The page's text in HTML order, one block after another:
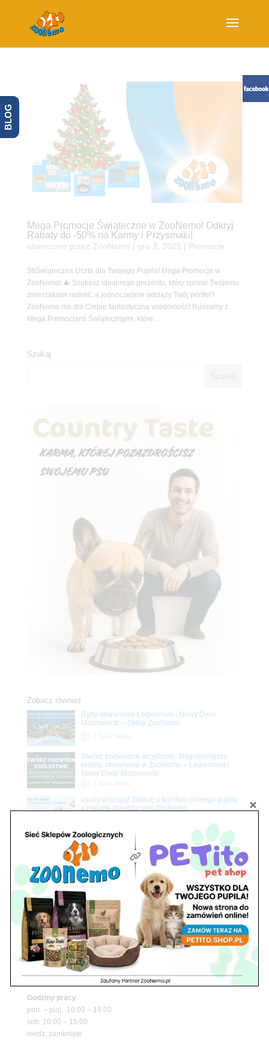
Mega Promocje Świąteczne w ZooNemo! Odkryj
Rabaty do -50% na Karmy i Przysmaki!
utworzone przez ZooNemo gru 2, 2025 Promocje
38Świąteczna Uczta dla Twojego Pupila! Mega Promocje w
ZooNemo! 🎄 Szukasz idealnego prezentu, który sprawi Twojemu
zwierzakowi radość, a jednocześnie odciąży Twój portfel?
ZooNemo ma dla Ciebie fantastyczną wiadomość! Ruszamy z
Mega Promocjami Świątecznymi, które...
Szukaj
Zobacz również
Ryby akwariowe Legionowo i Nowy Dwór
Mazowiecki – Sklep ZooNemo
Stwórz podwodne arcydzieło: Najpiękniejsze
rośliny akwariowe w ZooNemo – Legionowo i
Nowy Dwór Mazowiecki
Upały wracają! Zadbaj o komfort swojego pupila
z matami chłodzącymi ZooNemo
Petito Pet Shop – Internetowy Sklep Zoologiczny
Online! Wszystko Dla Twojego Pupila | ZooNemo
Znajdź nas
Adres
05-120 Legionowo
ul. Piłsudskiego 31,
pawilon 134
tel./fax. 22 784 71 96
Godziny pracy
pon. – piąt. 10.00 – 19.00
sob. 10.00 – 15.00
niedz. zamknięte
BLOG